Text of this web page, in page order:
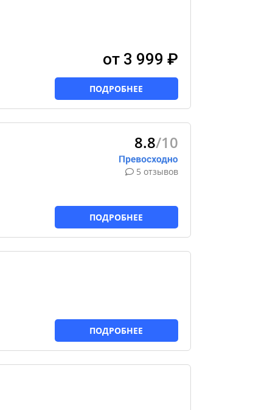
от 3 999 ₽
ПОДРОБНЕЕ
8.8/10
5 отзывов
ПОДРОБНЕЕ
ПОДРОБНЕЕ